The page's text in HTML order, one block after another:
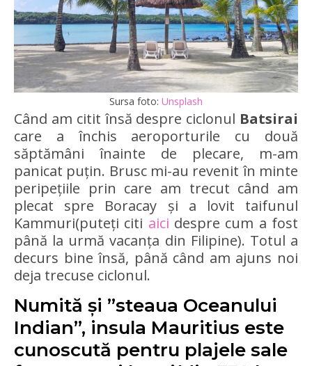
Sursa foto: Unsplash
Când am citit însă despre ciclonul Batsirai
care a închis aeroporturile cu două
săptămâni înainte de plecare, m-am
panicat puțin. Brusc mi-au revenit în minte
peripețiile prin care am trecut când am
plecat spre Boracay și a lovit taifunul
Kammuri(puteți citi aici despre cum a fost
până la urmă vacanța din Filipine). Totul a
decurs bine însă, până când am ajuns noi
deja trecuse ciclonul.
Numită și ”steaua Oceanului
Indian”, insula Mauritius este
cunoscută pentru plajele sale